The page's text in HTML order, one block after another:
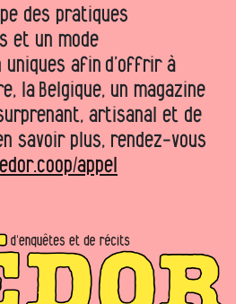
des pratiques
et un mode
uniques afin d’offrir à
la Belgique, un magazine
artisanal et de
savoir plus, rendez-vous
appel